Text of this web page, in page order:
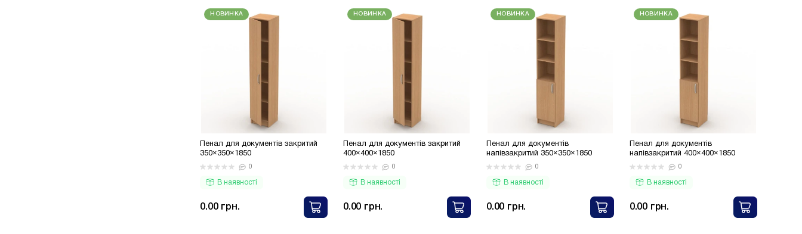
НОВИНКА
Пенал для документів закритий
350×350×1850
0
В наявності
0.00 грн.
НОВИНКА
Пенал для документів закритий
400×400×1850
0
В наявності
0.00 грн.
НОВИНКА
Пенал для документів
напівзакритий 350×350×1850
0
В наявності
0.00 грн.
НОВИНКА
Пенал для документів
напівзакритий 400×400×1850
0
В наявності
0.00 грн.